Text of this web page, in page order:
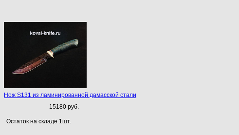
Нож S131 из ламинированной дамасской стали
15180 руб.
Остаток на складе 1шт.